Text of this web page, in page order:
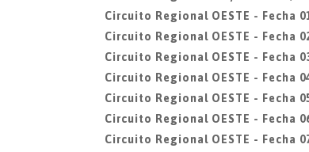
Circuito Regional OESTE - Fecha
Circuito Regional OESTE - Fecha
Circuito Regional OESTE - Fecha
Circuito Regional OESTE - Fecha
Circuito Regional OESTE - Fecha
Circuito Regional OESTE - Fecha
Circuito Regional OESTE - Fecha